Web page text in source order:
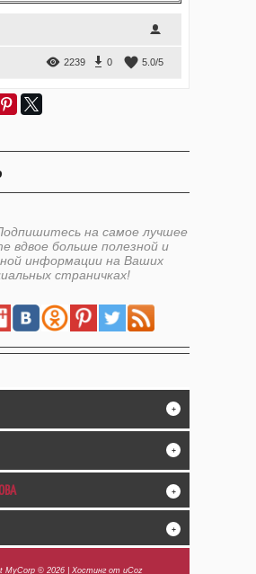
2239 0 5.0/5
на самое лучшее
вдвое больше полезной и
информации на Ваших
страничках!
+
+
+
+
MyCorp © 2026 Хостинг от uCoz